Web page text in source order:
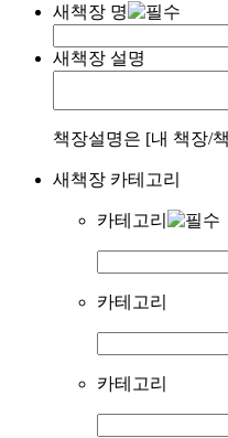
새책장 명
새책장 설명
책장설명은 [내 책장/
새책장 카테고리
카테고리
카테고리
카테고리